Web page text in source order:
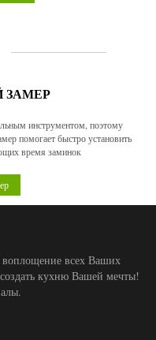
ЗАМЕР
инструментом, поэтому
помогает быстро установить
время заминок
всех Ваших
кухню Вашей мечты!